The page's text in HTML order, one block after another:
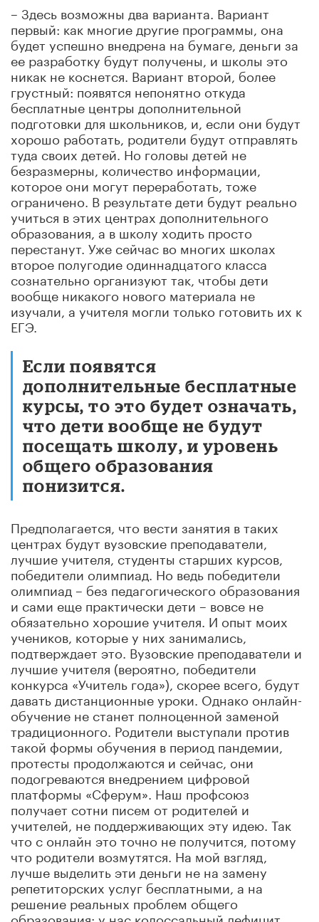
– Здесь возможны два варианта. Вариант
первый: как многие другие программы, она
будет успешно внедрена на бумаге, деньги за
ее разработку будут получены, и школы это
никак не коснется. Вариант второй, более
грустный: появятся непонятно откуда
бесплатные центры дополнительной
подготовки для школьников и, если они будут
хорошо работать, родители будут отправлять
туда своих детей. Но головы детей не
безразмерны, количество информации,
которое они могут переработать, тоже
ограничено. В результате дети будут реально
учиться в этих центрах дополнительного
образования, а в школу ходить просто
перестанут. Уже сейчас во многих школах
второе полугодие одиннадцатого класса
сознательно организуют так, чтобы дети
вообще никакого нового материала не
изучали, а учителя могли только готовить их к
ЕГЭ.
Если появятся
дополнительные бесплатные
курсы, то это будет означать,
что дети вообще не будут
посещать школу, и уровень
общего образования
понизится.
Предполагается, что вести занятия в таких
центрах будут вузовские преподаватели,
лучшие учителя, студенты старших курсов,
победители олимпиад. Но ведь победители
олимпиад – без педагогического образования
и сами еще практически дети – вовсе не
обязательно хорошие учителя. И опыт моих
учеников, которые у них занимались,
подтверждает это. Вузовские преподаватели и
лучшие учителя (вероятно, победители
конкурса «Учитель года»), скорее всего, будут
давать дистанционные уроки. Однако онлайн-
обучение не станет полноценной заменой
традиционного. Родители выступали против
такой формы обучения в период пандемии,
протесты продолжаются и сейчас, они
подогреваются внедрением цифровой
платформы «Сферум». Наш профсоюз
получает сотни писем от родителей и
учителей , не поддерживающих эту идею. Так
что с онлайн это точно не получится, потому
что родители возмутятся. На мой взгляд,
лучше выделить эти деньги не на замену
репетиторских услуг бесплатными, а на
решение реальных проблем общего
образования: у нас колоссальный дефицит